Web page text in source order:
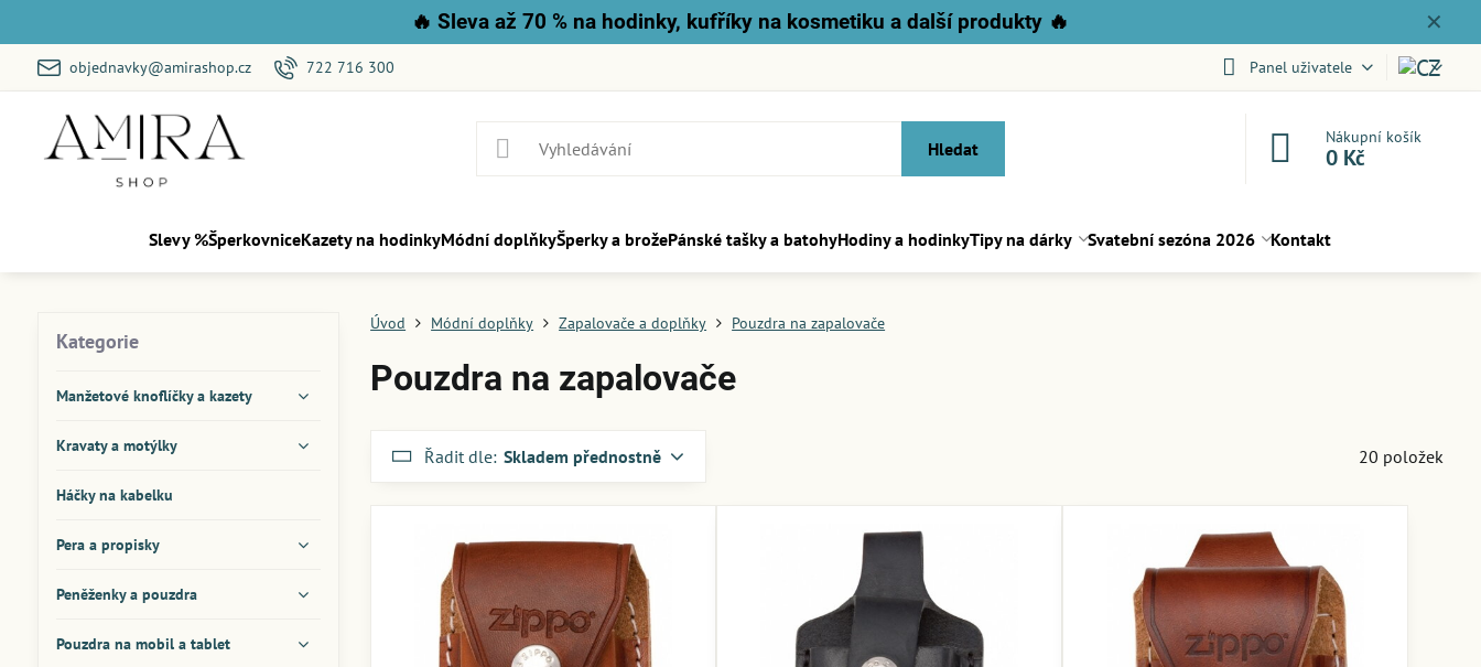
✕
🔥 Sleva až 70 % na hodinky, kufříky na kosmetiku a další produkty 🔥
objednavky@amirashop.cz 722 716 300 Panel uživatele
Hledat
Nákupní košík
0 Kč
Slevy %ŠperkovniceKazety na hodinkyMódní doplňkyŠperky a brožePánské tašky a batohyHodiny a hodinkyTipy na dárky Svatební sezóna 2026 Kontakt
Úvod Módní doplňky Zapalovače a doplňky Pouzdra na zapalovače
Pouzdra na zapalovače
Řadit dle: Skladem přednostně 20 položek
Kategorie
Manžetové knoflíčky a kazety
Kravaty a motýlky
Háčky na kabelku
Pera a propisky
Peněženky a pouzdra
Pouzdra na mobil a tablet